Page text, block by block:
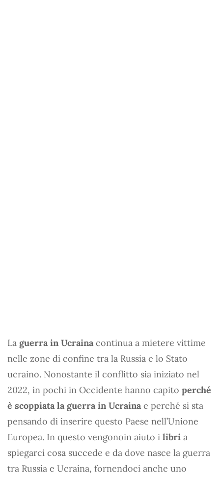
La guerra in Ucraina continua a mietere vittime
nelle zone di confine tra la Russia e lo Stato
ucraino. Nonostante il conflitto sia iniziato nel
2022, in pochi in Occidente hanno capito perché
è scoppiata la guerra in Ucraina e perché si sta
pensando di inserire questo Paese nell’Unione
Europea. In questo vengonoin aiuto i libri a
spiegarci cosa succede e da dove nasce la guerra
tra Russia e Ucraina, fornendoci anche uno